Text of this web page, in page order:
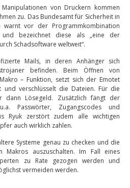
von Druckern kommen
zu. Das Bundesamt für Sicherheit in
warnt vor der Programmkombination
und bezeichnet diese als „eine der
Schadsoftware weltweit“.
Mails, in deren Anhänger sich
befinden. Beim Öffnen von
– Funktion, setzt sich der Emotet
verschlüsselt die Dateien. Für die
dann Lösegeld. Zusätzlich fängt der
Passwörter, Zugangscodes und
Ryuk zerstört zudem alle wichtigen
auch wirklich zahlen.
Systeme genau zu checken und die
Makros auszuschalten. Im Fall eines
zu Rate gezogen werden und
vermeiden werden.